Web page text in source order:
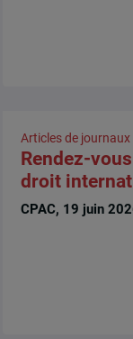
Articles de
Rendez-
droit
CPAC, 19 juin